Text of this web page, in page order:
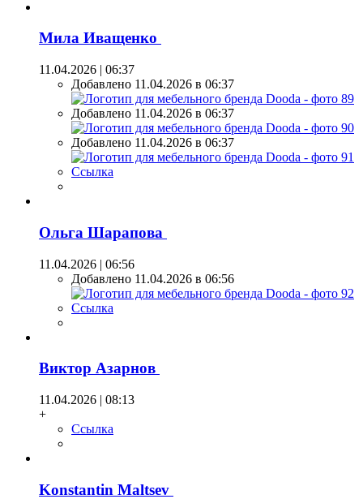
Мила Иващенко
11.04.2026 | 06:37
Добавлено 11.04.2026 в 06:37
Добавлено 11.04.2026 в 06:37
Добавлено 11.04.2026 в 06:37
Ссылка
Ольга Шарапова
11.04.2026 | 06:56
Добавлено 11.04.2026 в 06:56
Ссылка
Виктор Азарнов
11.04.2026 | 08:13
+
Ссылка
Konstantin Maltsev